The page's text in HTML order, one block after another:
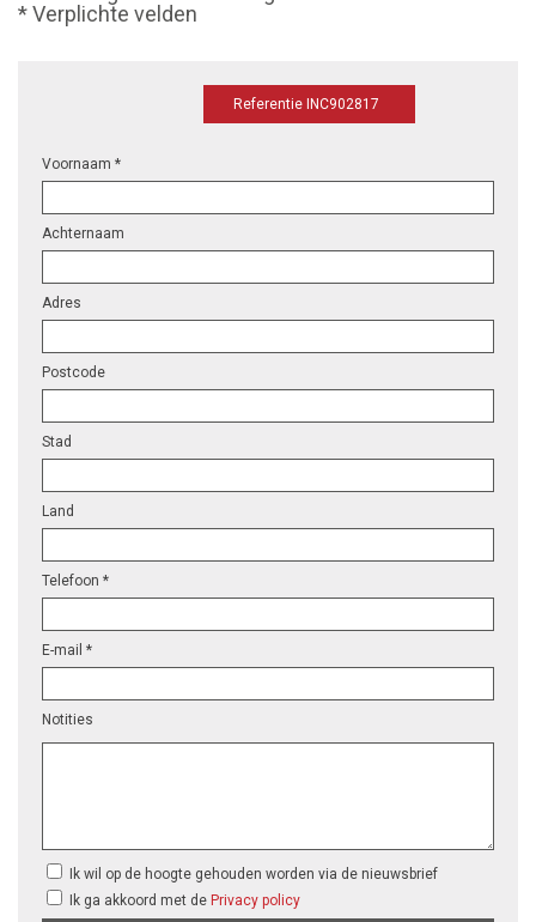
* Verplichte velden
Referentie INC902817
Voornaam *
Achternaam
Adres
Postcode
Stad
Land
Telefoon *
E-mail *
Notities
Ik wil op de hoogte gehouden worden via de nieuwsbrief
Ik ga akkoord met de Privacy policy